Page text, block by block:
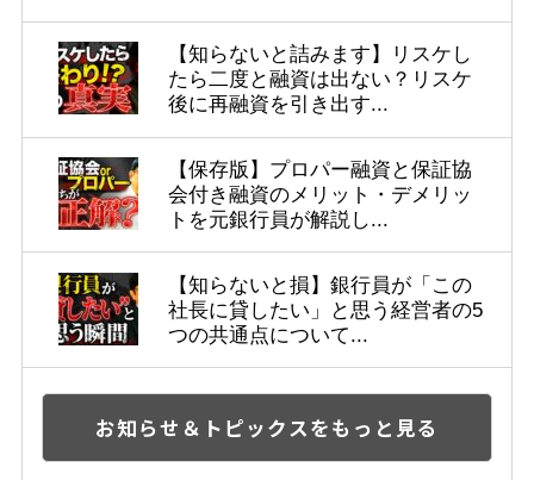
【知らないと詰みます】リスケし
たら二度と融資は出ない？リスケ
後に再融資を引き出す...
【保存版】プロパー融資と保証協
会付き融資のメリット・デメリッ
トを元銀行員が解説し...
【知らないと損】銀行員が「この
社長に貸したい」と思う経営者の5
つの共通点について...
お知らせ＆トピックスをもっと見る